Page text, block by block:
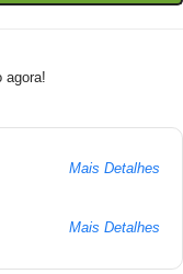
agora!
Mais Detalhes
Mais Detalhes